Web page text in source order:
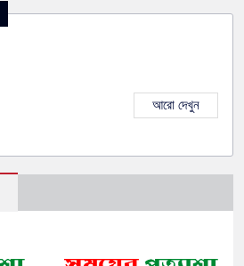
আরো দেখুন